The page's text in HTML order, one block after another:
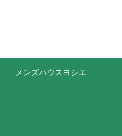
メンズハウスヨシエ